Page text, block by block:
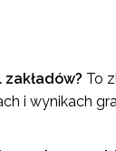
To
i wynikach